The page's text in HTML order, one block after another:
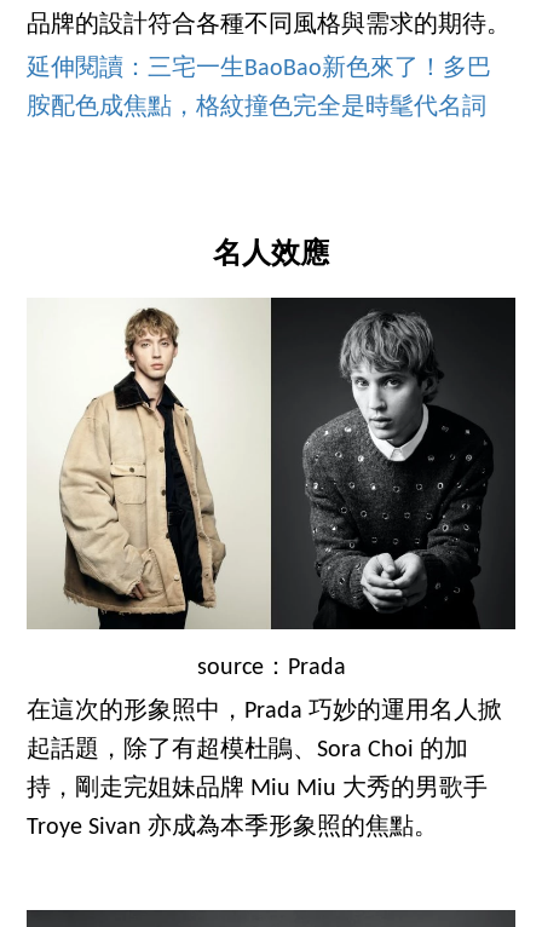
品牌的設計符合各種不同風格與需求的期待。
延伸閱讀：三宅一生BaoBao新色來了！多巴
胺配色成焦點，格紋撞色完全是時髦代名詞
名人效應
source：Prada
在這次的形象照中，Prada 巧妙的運用名人掀
起話題，除了有超模杜鵑、Sora Choi 的加
持，剛走完姐妹品牌 Miu Miu 大秀的男歌手
Troye Sivan 亦成為本季形象照的焦點。